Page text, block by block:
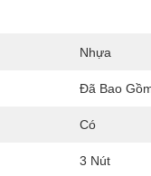
Nhựa
Đã Bao
Có
3 Nút